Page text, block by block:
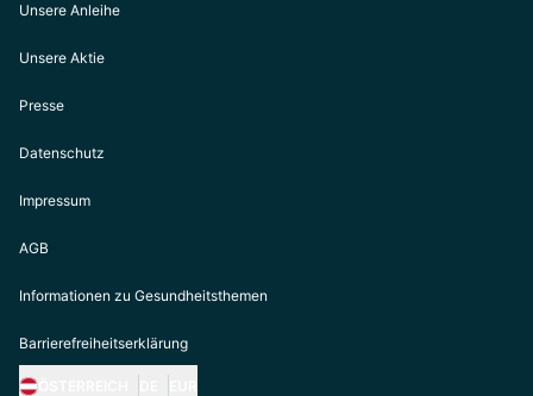
Unsere Anleihe
Unsere Aktie
Presse
Datenschutz
Impressum
AGB
Informationen zu Gesundheitsthemen
Barrierefreiheitserklärung